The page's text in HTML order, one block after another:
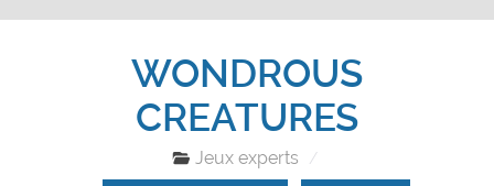
WONDROUS
CREATURES
Jeux experts